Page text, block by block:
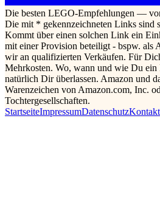
Die besten LEGO-Empfehlungen —
Die mit * gekennzeichneten Links sind
Kommt über einen solchen Link ein
mit einer Provision beteiligt - bspw. als
wir an qualifizierten Verkäufen. Für
Mehrkosten. Wo, wann und wie Du ein
natürlich Dir überlassen. Amazon und
Warenzeichen von Amazon.com, Inc.
Tochtergesellschaften.
StartseiteImpressumDatenschutzKontakt